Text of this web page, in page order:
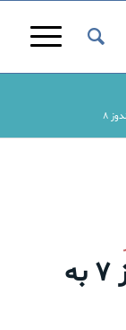
۸
آپگرید مجانی ویندوز ۷ به